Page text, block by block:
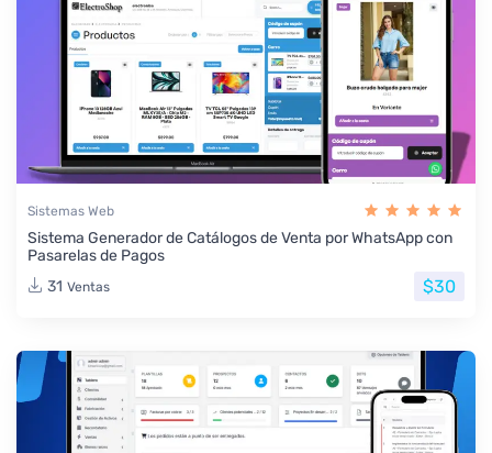
Sistemas Web
Sistema Generador de Catálogos de Venta por WhatsApp con
Pasarelas de Pagos
31 Ventas $30